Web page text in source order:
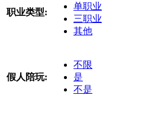
职业类型:
单职业
三职业
其他
假人陪玩:
不限
是
不是